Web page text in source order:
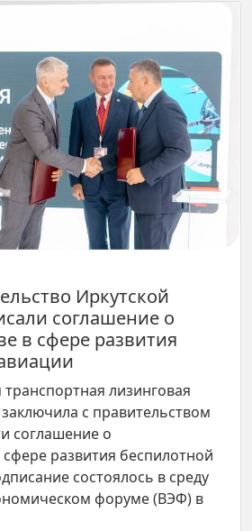
Иркутской
соглашение о
в сфере развития
транспортная лизинговая
с правительством
соглашение о
сфере развития беспилотной
состоялось в среду
форуме (ВЭФ) в